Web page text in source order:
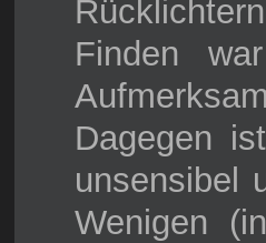
Finden
Dagegen
unsensibel
Wenigen